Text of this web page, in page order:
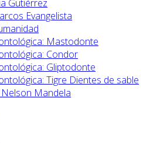
Gutiérrez
Evangelista
Mastodonte
Condor
Gliptodonte
Tigre Dientes de sable
Mandela